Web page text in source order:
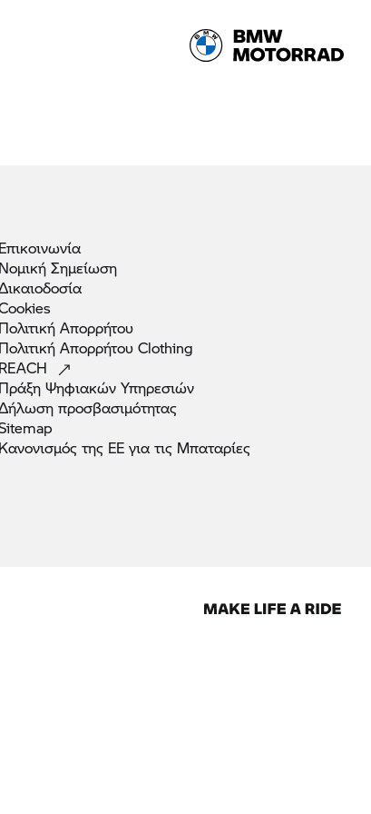
Επικοινωνία
Νομική Σημείωση
Πολιτική Απορρήτου
Πολιτική Απορρήτου Clothing
REACH
Πράξη Ψηφιακών Υπηρεσιών
προσβασιμότητας
Κανονισμός της ΕΕ για τις Μπαταρίες